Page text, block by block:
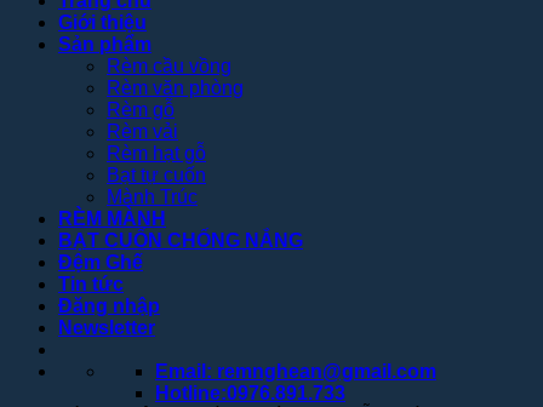
Giới thiệu
Sản phẩm
Rèm cầu vồng
Rèm văn phòng
Rèm gỗ
Rèm vải
Rèm hạt gỗ
Bạt tự cuốn
Mành Trúc
RÈM MÀNH
BẠT CUỐN CHỐNG NẮNG
Đệm Ghế
Tin tức
Đăng nhập
Newsletter
Email: remnghean@gmail.com
Hotline:0976.891.733